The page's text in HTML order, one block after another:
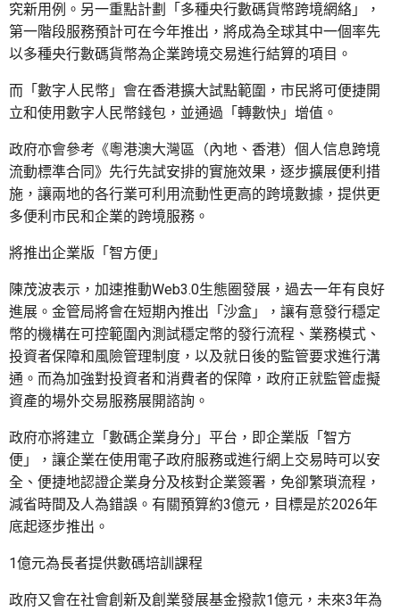
究新用例。另一重點計劃「多種央行數碼貨幣跨境網絡」，
第一階段服務預計可在今年推出，將成為全球其中一個率先
以多種央行數碼貨幣為企業跨境交易進行結算的項目。
而「數字人民幣」會在香港擴大試點範圍，市民將可便捷開
立和使用數字人民幣錢包，並通過「轉數快」增值。
政府亦會參考《粵港澳大灣區（內地、香港）個人信息跨境
流動標準合同》先行先試安排的實施效果，逐步擴展便利措
施，讓兩地的各行業可利用流動性更高的跨境數據，提供更
多便利市民和企業的跨境服務。
將推出企業版「智方便」
陳茂波表示，加速推動Web3.0生態圈發展，過去一年有良好
進展。金管局將會在短期內推出「沙盒」，讓有意發行穩定
幣的機構在可控範圍內測試穩定幣的發行流程、業務模式、
投資者保障和風險管理制度，以及就日後的監管要求進行溝
通。而為加強對投資者和消費者的保障，政府正就監管虛擬
資產的場外交易服務展開諮詢。
政府亦將建立「數碼企業身分」平台，即企業版「智方
便」，讓企業在使用電子政府服務或進行網上交易時可以安
全、便捷地認證企業身分及核對企業簽署，免卻繁瑣流程，
減省時間及人為錯誤。有關預算約3億元，目標是於2026年
底起逐步推出。
1億元為長者提供數碼培訓課程
政府又會在社會創新及創業發展基金撥款1億元，未來3年為